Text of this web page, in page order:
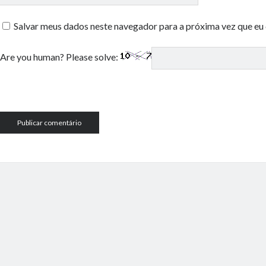
Salvar meus dados neste navegador para a próxima vez que
Are you human? Please solve: